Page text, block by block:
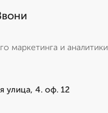
маркетинга и аналитики
улица, 4. оф. 12